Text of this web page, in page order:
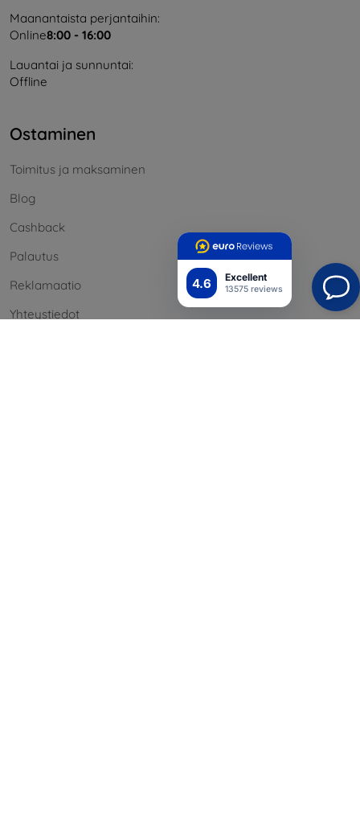
4.6 Excellent
13575 reviews
Maanantaista perjantaihin:
Online8:00 - 16:00
Lauantai ja sunnuntai:
Offline
Ostaminen
Toimitus ja maksaminen
Blog
Cashback
Palautus
Reklamaatio
Yhteystiedot